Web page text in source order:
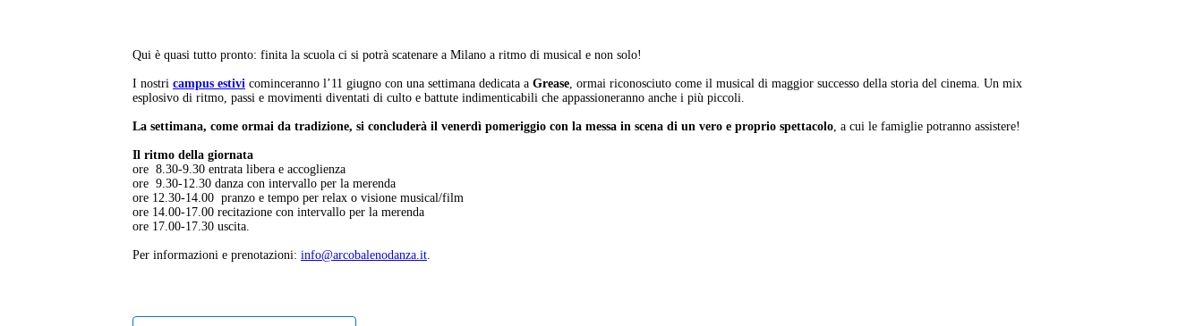
Qui è quasi tutto pronto: finita la scuola ci si potrà scatenare a Milano a ritmo di musical e non solo!
I nostri campus estivi cominceranno l’11 giugno con una settimana dedicata a Grease , ormai riconosciuto come il musical di maggior successo della storia del cinema. Un mix
esplosivo di ritmo, passi e movimenti diventati di culto e battute indimenticabili che appassioneranno anche i più piccoli.
La settimana, come ormai da tradizione, si concluderà il venerdì pomeriggio con la messa in scena di un vero e proprio spettacolo , a cui le famiglie potranno assistere!
Il ritmo della giornata
ore 8.30-9.30 entrata libera e accoglienza
ore 9.30-12.30 danza con intervallo per la merenda
ore 12.30-14.00 pranzo e tempo per relax o visione musical/film
ore 14.00-17.00 recitazione con intervallo per la merenda
ore 17.00-17.30 uscita.
Per informazioni e prenotazioni: info@arcobalenodanza.it